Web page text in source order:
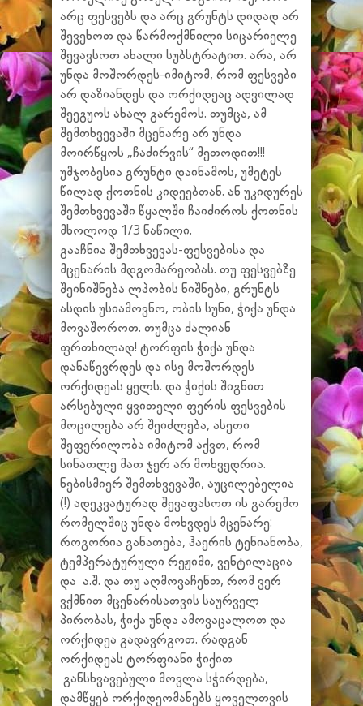
არც ფესვებს და არც გრუნტს დიდად არ
შევეხოთ და წარმოქმნილი სიცარიელე
შევავსოთ ახალი სუბსტრატით. არა, არ
უნდა მოშორდეს-იმიტომ, რომ ფესვები
არ დაზიანდეს და ორქიდეაც ადვილად
შეეგუოს ახალ გარემოს. თუმცა, ამ
შემთხვევაში მცენარე არ უნდა
მოირწყოს „ჩაძირვის“ მეთოდით!!!
უმჯობესია გრუნტი დაინამოს, უმეტეს
წილად ქოთნის კიდეებთან. ან უკიდურეს
შემთხვევაში წყალში ჩაიძიროს ქოთნის
მხოლოდ 1/3 ნაწილი.
გააჩნია შემთხვევას-ფესვებისა და
მცენარის მდგომარეობას. თუ ფესვებზე
შეინიშნება ლპობის ნიშნები, გრუნტს
ასდის უსიამოვნო, ობის სუნი, ჭიქა უნდა
მოვაშოროთ. თუმცა ძალიან
ფრთხილად! ტორფის ჭიქა უნდა
დანაწევრდეს და ისე მოშორდეს
ორქიდეას ყელს. და ჭიქის შიგნით
არსებული ყვითელი ფერის ფესვების
მოცილება არ შეიძლება, ასეთი
შეფერილობა იმიტომ აქვთ, რომ
სინათლე მათ ჯერ არ მოხვედრია.
ნებისმიერ შემთხვევაში, აუცილებელია
(!) ადეკვატურად შევაფასოთ ის გარემო
რომელშიც უნდა მოხვდეს მცენარე:
როგორია განათება, ჰაერის ტენიანობა,
ტემპერატურული რეჟიმი, ვენტილაცია
და ა.შ. და თუ აღმოვაჩენთ, რომ ვერ
ვქმნით მცენარისათვის საურველ
პირობას, ჭიქა უნდა ამოვაცალოთ და
ორქიდეა გადავრგოთ. რადგან
ორქიდეას ტორფიანი ჭიქით
განსხვავებული მოვლა სჭირდება,
დამწყებ ორქიდეომანებს ყოველთვის